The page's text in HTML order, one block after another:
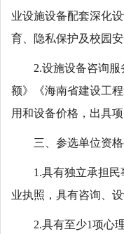
业设施设备配套深化
育、隐私保护及校园安
2.设施设备咨询
额》《海南省建设工
用和设备价格，出具项
三、参选单位资
1.具有独立承担
业执照，具有咨询、
2.具有至少1项心